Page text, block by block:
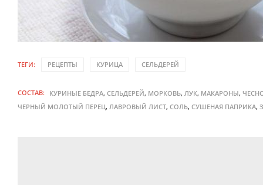
ТЕГИ: РЕЦЕПТЫ КУРИЦА СЕЛЬДЕРЕЙ
СОСТАВ: КУРИНЫЕ БЕДРА, СЕЛЬДЕРЕЙ, МОРКОВЬ, ЛУК, МАКАРОНЫ,
ЧЕРНЫЙ МОЛОТЫЙ ПЕРЕЦ, ЛАВРОВЫЙ ЛИСТ, СОЛЬ, СУШЕНАЯ ПАПРИКА,